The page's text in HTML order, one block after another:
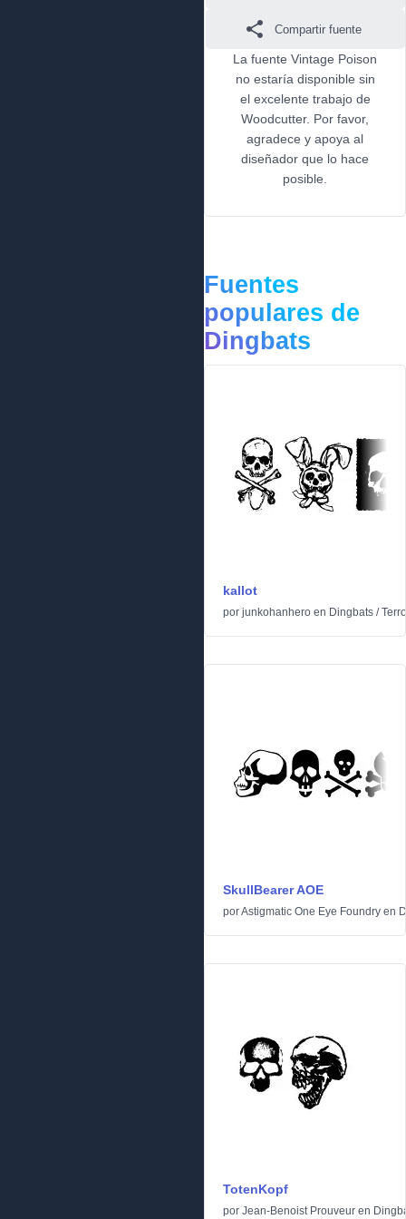
Compartir fuente
La fuente Vintage Poison
no estaría disponible sin
el excelente trabajo de
Woodcutter. Por favor,
agradece y apoya al
diseñador que lo hace
posible.
Fuentes
populares de
Dingbats
kallot
por junkohanhero en Dingbats /
SkullBearer AOE
porAstigmatic One Eye Foundry en
TotenKopf
por Jean-Benoist Prouveur en